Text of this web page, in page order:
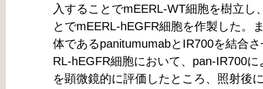
入することでmEERL-WT細胞を樹立し
とでmEERL-hEGFR細胞を作製した。
体であるpanitumumabとIR700を結合
RL-hEGFR細胞において、pan-IR700
を顕微鏡的に評価したところ、照射後